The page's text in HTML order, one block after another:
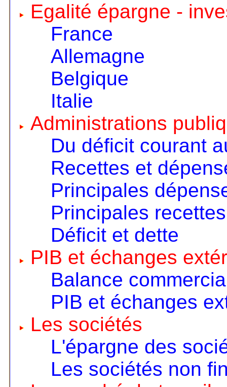
Egalité épargne -
France
Allemagne
Belgique
Italie
Administrations
Du déficit courant
Recettes et
Principales
Principales recettes
Déficit et dette
PIB et échanges
Balance
PIB et échanges
Les sociétés
L'épargne des
Les sociétés non